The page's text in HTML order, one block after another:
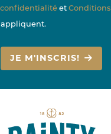
confidentialité et Conditions
JE M'INSCRIS!